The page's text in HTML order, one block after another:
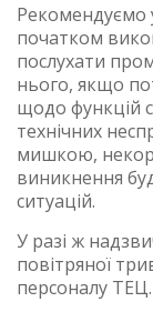
Рекомендуємо
початком
послухати
нього, якщо
щодо функцій
технічних
мишкою,
виникнення
ситуацій.
У разі ж
повітряної
персоналу ТЕЦ.